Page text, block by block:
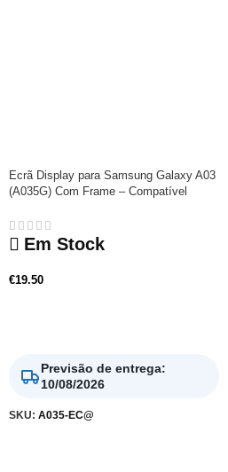
Ecrã Display para Samsung Galaxy A03
(A035G) Com Frame – Compatível
Em Stock
€19.50
Previsão de entrega:
10/08/2026
SKU:A035-EC@